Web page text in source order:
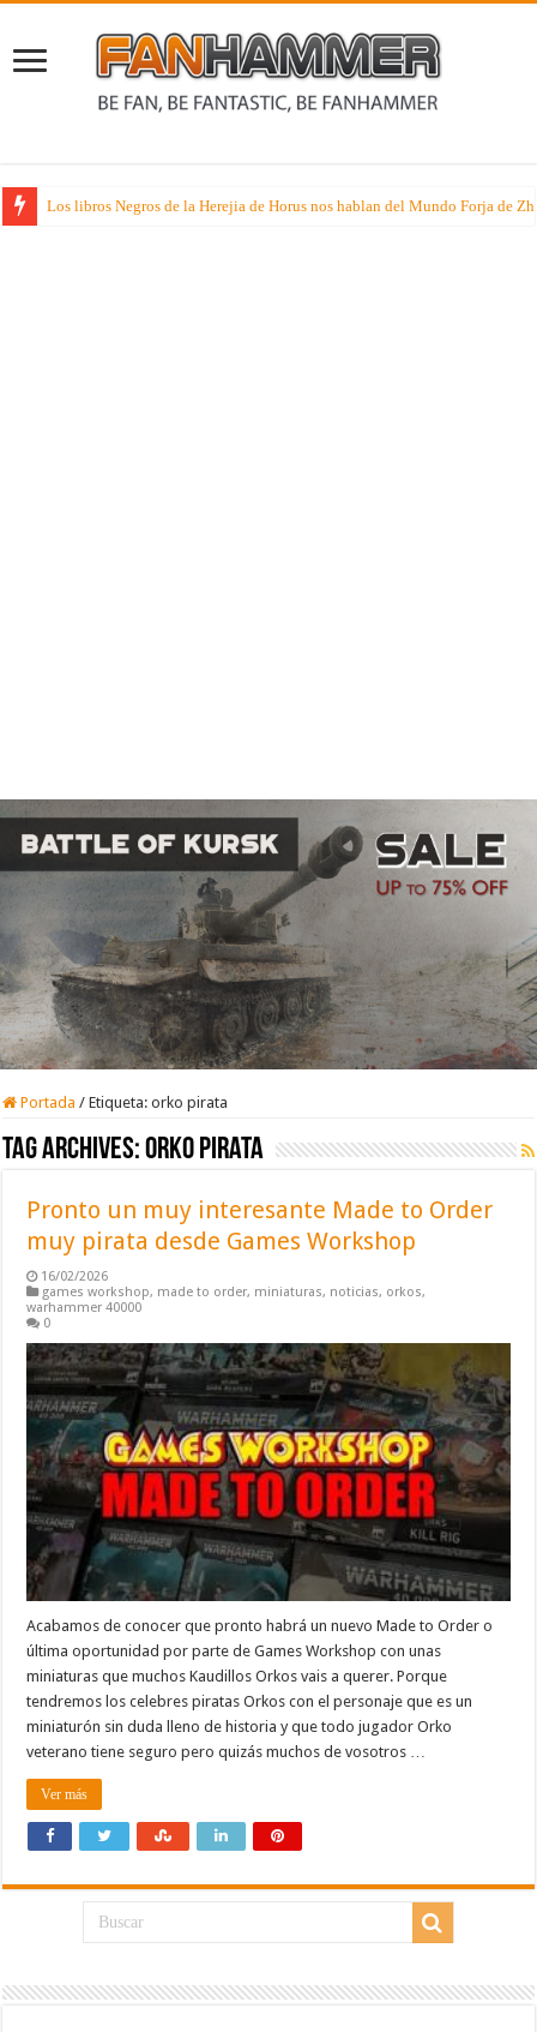
Los libros Negros de la Herejia de Horus nos hablan del Mundo Forja de
Portada / Etiqueta:orko pirata
Tag Archives:orko pirata
Pronto un muy interesante Made to Order
muy pirata desde Games Workshop
16/02/2026
games workshop, made to order, miniaturas, noticias, orkos,
warhammer 40000
0
Acabamos de conocer que pronto habrá un nuevo Made to Order o
última oportunidad por parte de Games Workshop con unas
miniaturas que muchos Kaudillos Orkos vais a querer. Porque
tendremos los celebres piratas Orkos con el personaje que es un
miniaturón sin duda lleno de historia y que todo jugador Orko
veterano tiene seguro pero quizás muchos de vosotros …
Ver más